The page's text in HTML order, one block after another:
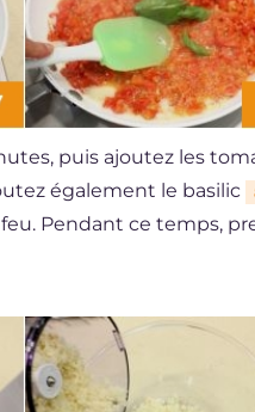
puis ajoutez les
également le basilic
Pendant ce temps,